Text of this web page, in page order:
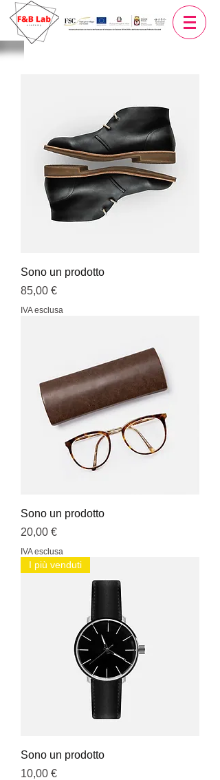
Sono un prodotto
Prezzo
85,00 €
IVA esclusa
Sono un prodotto
Prezzo
20,00 €
IVA esclusa
I più venduti
Sono un prodotto
Prezzo
10,00 €